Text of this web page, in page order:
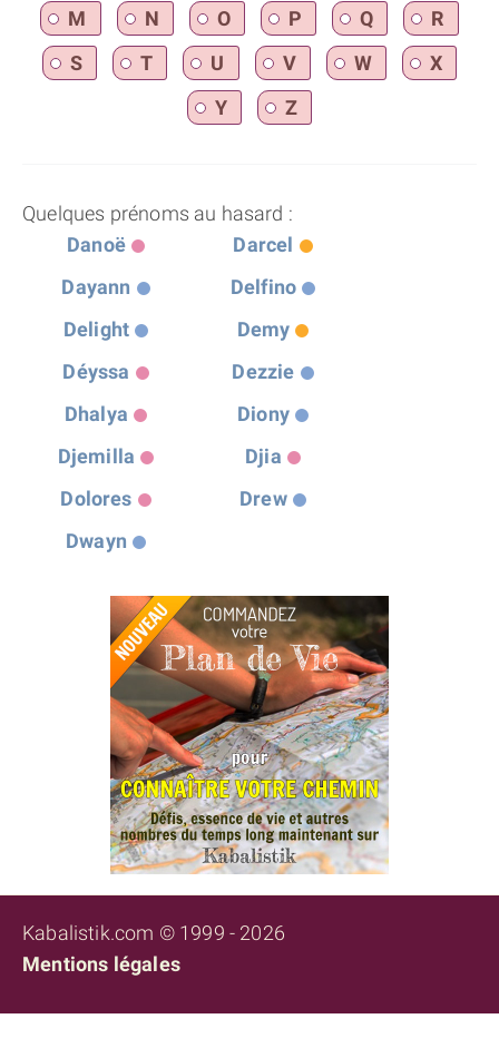
M
N O P Q
R
S
T U V W
X
Y
Z
Quelques prénoms au hasard :
Danoë
Darcel
Dayann
Delfino
Delight
Demy
Déyssa
Dezzie
Dhalya
Diony
Djemilla
Djia
Dolores
Drew
Dwayn
Kabalistik.com © 1999 - 2026
Mentions légales